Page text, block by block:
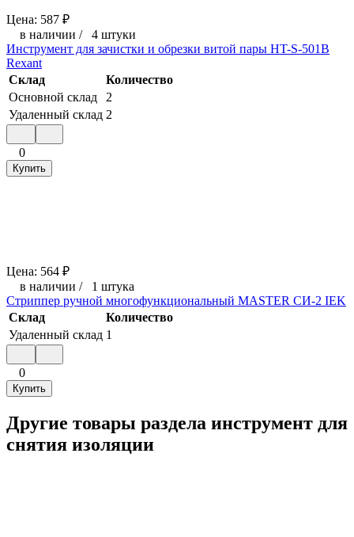
Цена: 587 ₽
в наличии / 4 штуки
Инструмент для зачистки и обрезки витой пары HT-S-501B
Rexant
Склад
Количество
Основной склад
2
Удаленный склад 2
0
Купить
Цена: 564 ₽
в наличии / 1 штука
Стриппер ручной многофункциональный MASTER СИ-2 IEK
Склад
Количество
Удаленный склад 1
0
Купить
Другие товары раздела инструмент для
снятия изоляции